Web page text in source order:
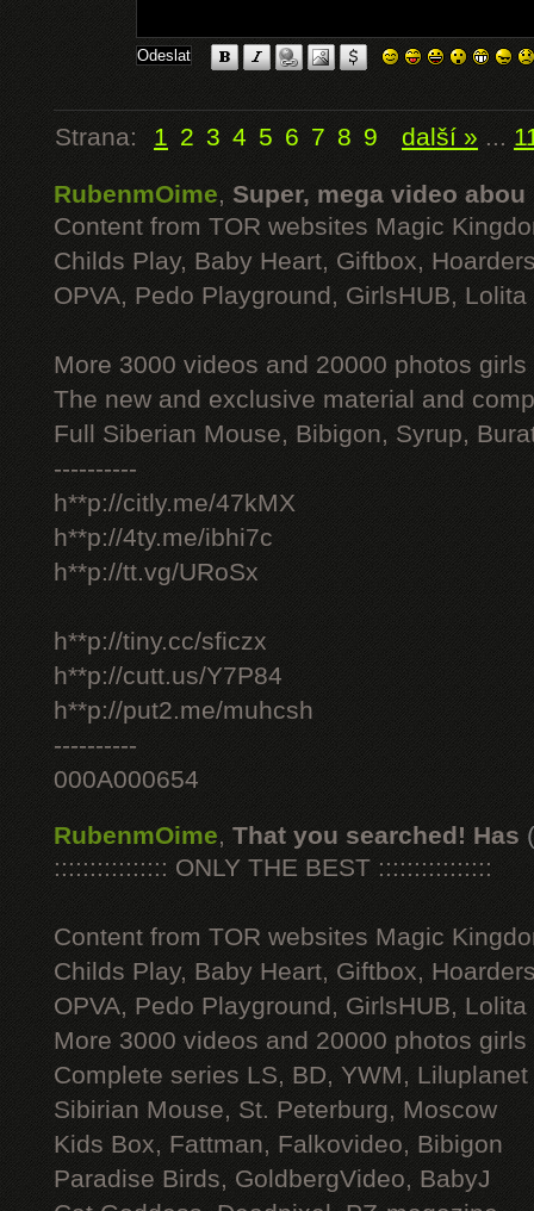
Strana: 1 2 3 4 5 6 7 8 9 další » ...
RubenmOime, Super, mega video abou
Content from TOR websites Magic
Childs Play, Baby Heart, Giftbox,
OPVA, Pedo Playground, GirlsHUB, Lolita
More 3000 videos and 20000 photos
The new and exclusive material and
Full Siberian Mouse, Bibigon, Syrup,
----------
h**p://citly.me/47kMX
h**p://4ty.me/ibhi7c
h**p://tt.vg/URoSx
h**p://tiny.cc/sficzx
h**p://cutt.us/Y7P84
h**p://put2.me/muhcsh
----------
000A000654
RubenmOime, That you searched! Has
:::::::::::::::: ONLY THE BEST ::::::::::::::::
Content from TOR websites Magic
Childs Play, Baby Heart, Giftbox,
OPVA, Pedo Playground, GirlsHUB, Lolita
More 3000 videos and 20000 photos
Complete series LS, BD, YWM, Liluplanet
Sibirian Mouse, St. Peterburg, Moscow
Kids Box, Fattman, Falkovideo, Bibigon
Paradise Birds, GoldbergVideo, BabyJ